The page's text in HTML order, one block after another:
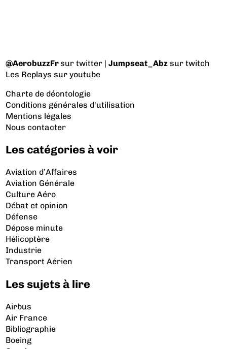
@AerobuzzFrsur twitter |Jumpseat_Abz sur twitch
Les Replays sur youtube
Charte de déontologie
Conditions générales d'utilisation
Mentions légales
Nous contacter
Les catégories à voir
Aviation d’Affaires
Aviation Générale
Culture Aéro
Débat et opinion
Défense
Dépose minute
Hélicoptère
Industrie
Transport Aérien
Les sujets à lire
Airbus
Air France
Bibliographie
Boeing